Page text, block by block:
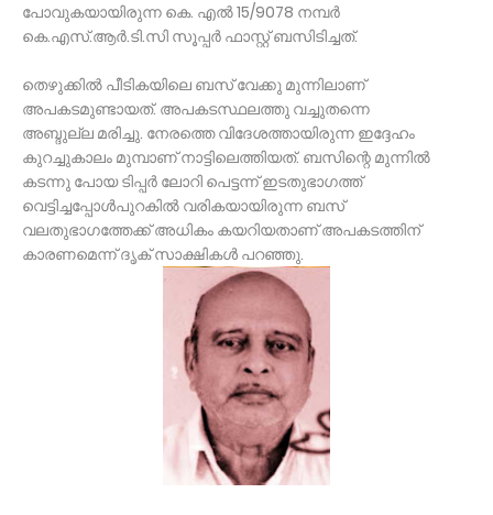
പോവുകയായിരുന്ന കെ. എല്‍ 15/9078 നമ്പര്‍
കെ.എസ്.ആര്‍.ടി.സി സൂപ്പര്‍ ഫാസ്റ്റ് ബസിടിച്ചത്.
തെഴുക്കില്‍ പീടികയിലെ ബസ് വേക്കു മുന്നിലാണ്
അപകടമുണ്ടായത്. അപകടസ്ഥലത്തു വച്ചുതന്നെ
അബ്ദുല്ല മരിച്ചു. നേരത്തെ വിദേശത്തായിരുന്ന ഇദ്ദേഹം
കുറച്ചുകാലം മുമ്പാണ് നാട്ടിലെത്തിയത്. ബസിന്റെ മുന്നില്‍
കടന്നു പോയ ടിപ്പര്‍ ലോറി പെട്ടന്ന് ഇടതുഭാഗത്ത്
വെട്ടിച്ചപ്പോള്‍പുറകില്‍ വരികയായിരുന്ന ബസ്
വലതുഭാഗത്തേക്ക് അധികം കയറിയതാണ് അപകടത്തിന്
കാരണമെന്ന് ദൃക് സാക്ഷികള്‍ പറഞ്ഞു.